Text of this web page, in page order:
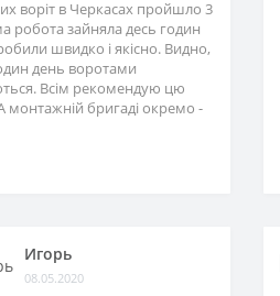
воріт в Черкасах пройшло 3
робота зайняла десь годин
швидко і якісно. Видно,
день воротами
Всім рекомендую цю
монтажній бригаді окремо -
Игорь
08.05.2020